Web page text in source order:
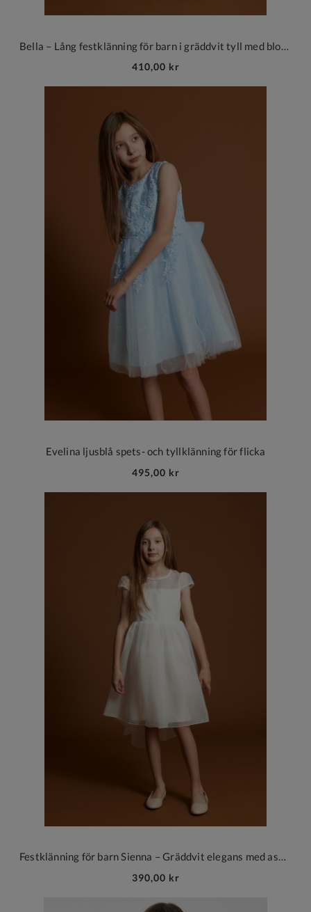
410,00 kr
Evelina ljusblå spets- och tyllklänning för flicka
495,00 kr
Festklänning för barn Sienna – Gräddvit elegans med asymmetrisk skärning
390,00 kr